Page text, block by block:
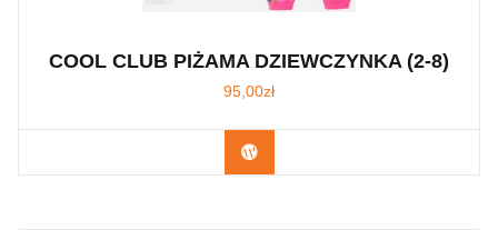
COOL CLUB PIŻAMA DZIEWCZYNKA (2-8)
95,00zł
Kup Teraz